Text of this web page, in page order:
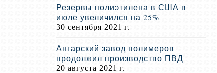
Резервы полиэтилена в США в
июле увеличился на 25%
30 сентября 2021 г.
Ангарский завод полимеров
продолжил производство ПВД
20 августа 2021 г.